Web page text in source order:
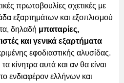
πρωτοβουλίες σχετικές με
εξαρτημάτων και εξοπλισμού
δηλαδή μπαταρίες,
και γενικά εξαρτήματα
εφοδιαστικής αλυσίδας.
κίνητρα αυτά και αν θα είναι
ενδιαφέρον ελλήνων και